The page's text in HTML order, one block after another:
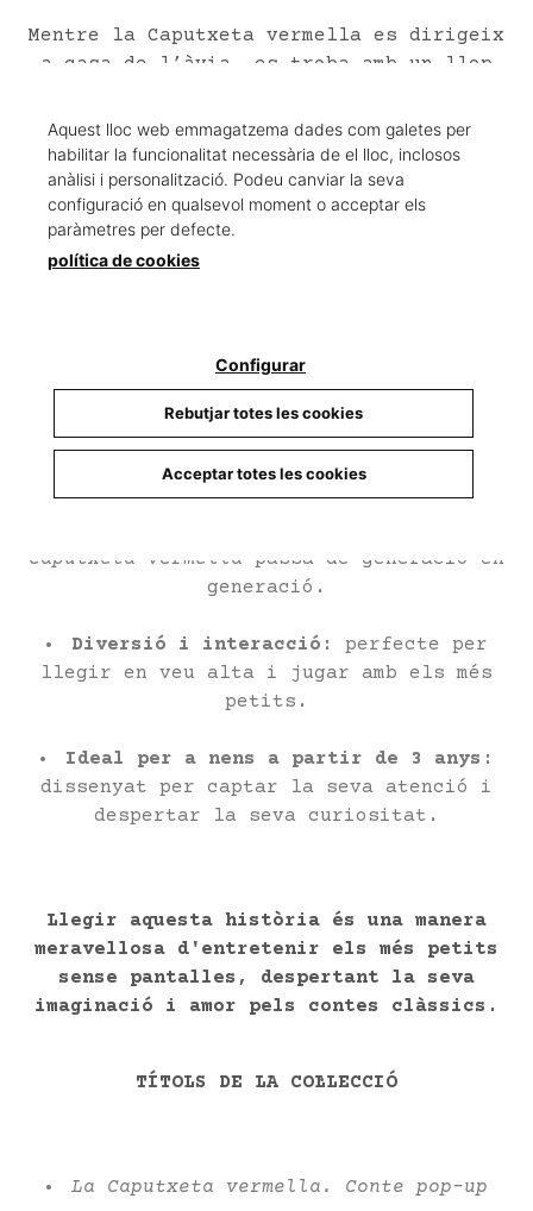
Mentre la Caputxeta vermella es dirigeix
a casa de l’àvia, es troba amb un llop
sana i estàlvia al seu destí?
En aquesta versió interactiva del conte
tradicional, cada pàgina sorprèn amb
escenes tridimensionals. La història de
Un format pop-up espectacular
escena cobra vida gràcies als relleus
tridimensionals.
Caputxeta vermella passa de generació en
generació.
Diversió i interacció : perfecte per
llegir en veu alta i jugar amb els més
petits.
Ideal per a nens a partir de 3 anys :
dissenyat per captar la seva atenció i
despertar la seva curiositat.
Llegir aquesta història és una manera
meravellosa d'entretenir els més petits
sense pantalles, despertant la seva
imaginació i amor pels contes clàssics.
TÍTOLS DE LA COL·LECCIÓ
La Caputxeta vermella. Conte pop-up
Aquest lloc web emmagatzema dades com galetes per
habilitar la funcionalitat necessària de el lloc, inclosos
anàlisi i personalització. Podeu canviar la seva
configuració en qualsevol moment o acceptar els
paràmetres per defecte.
política de cookies
Configurar
Rebutjar totes les cookies
Acceptar totes les cookies